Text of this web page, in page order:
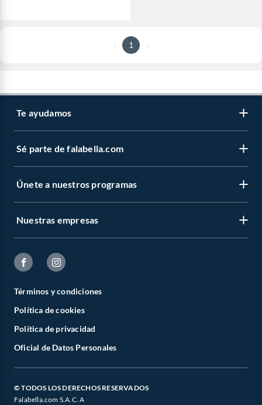
1
Te ayudamos
Sé parte de falabella.com
Únete a nuestros programas
Nuestras empresas
Términos y condiciones
Política de cookies
Política de privacidad
Oficial de Datos Personales
© TODOS LOS DERECHOS RESERVADOS
Falabella.com S.A.C. A